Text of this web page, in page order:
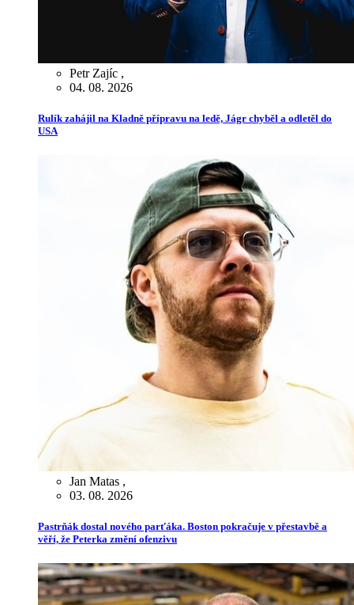
Petr Zajíc ,
04. 08. 2026
Rulík zahájil na Kladně přípravu na ledě, Jágr chyběl a odletěl do
USA
Jan Matas ,
03. 08. 2026
Pastrňák dostal nového parťáka. Boston pokračuje v přestavbě a
věří, že Peterka změní ofenzivu